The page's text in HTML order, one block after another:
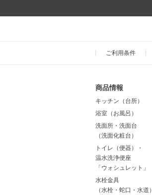
ご利用条件
商品情報
キッチン（台所）
浴室（お風呂）
洗面所・洗面台
（洗面化粧台）
トイレ（便器）・
温水洗浄便座
「ウォシュレット」
水栓金具
（水栓・蛇口・水道）